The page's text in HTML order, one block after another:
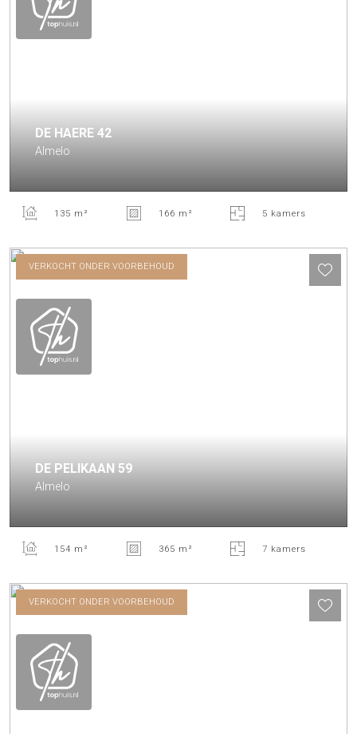
DE HAERE 42
Almelo
135 m² 166 m² 5 kamers
VERKOCHT ONDER VOORBEHOUD
DE PELIKAAN 59
Almelo
154 m² 365 m² 7 kamers
VERKOCHT ONDER VOORBEHOUD